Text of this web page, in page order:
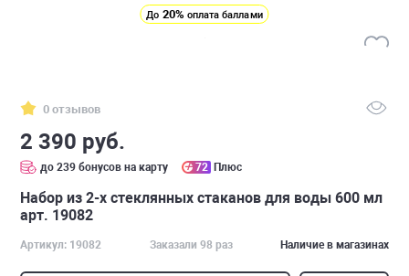
До 20% оплата баллами
0 отзывов
2 390 руб.
до 239 бонусов на карту 72 Плюс
Набор из 2-х стеклянных стаканов для воды 600 мл
арт. 19082
Артикул: 19082 Заказали 98 раз Наличие в магазинах